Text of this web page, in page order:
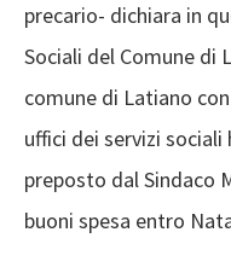
precario- dichiara in
Sociali del Comune di
comune di Latiano
uffici dei servizi
preposto dal Sindaco
buoni spesa entro